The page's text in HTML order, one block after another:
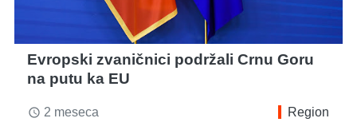
Evropski zvaničnici podržali Crnu Goru
na putu ka EU
access_time 2 meseca Region